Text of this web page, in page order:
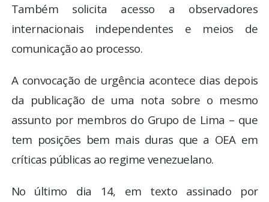
Também solicita acesso a observadores
internacionais independentes e meios de
comunicação ao processo.
A convocação de urgência acontece dias depois
da publicação de uma nota sobre o mesmo
assunto por membros do Grupo de Lima – que
tem posições bem mais duras que a OEA em
críticas públicas ao regime venezuelano.
No último dia 14, em texto assinado por